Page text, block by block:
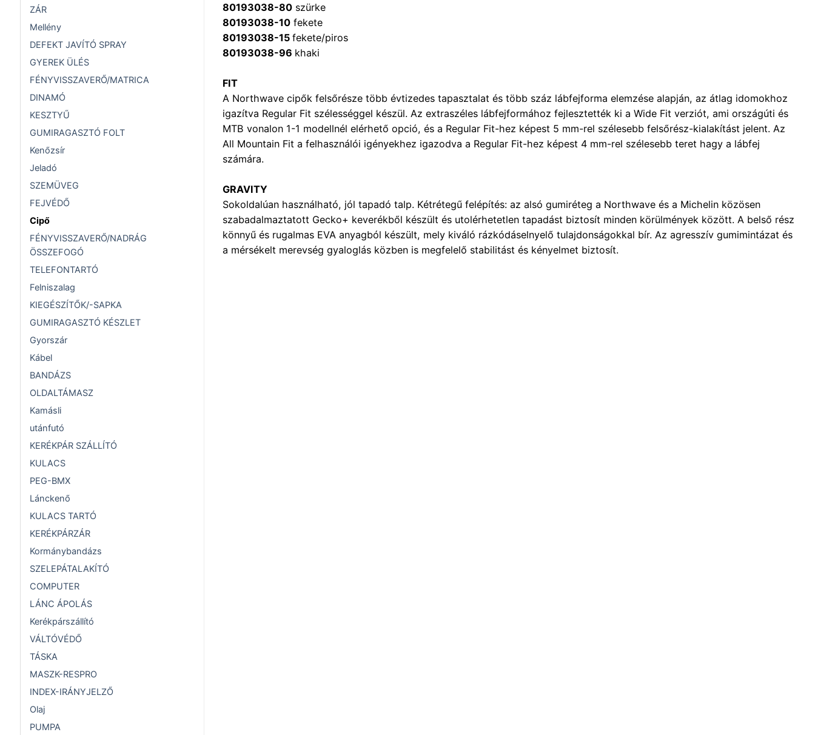
ZÁR
Mellény
DEFEKT JAVÍTÓ SPRAY
GYEREK ÜLÉS
FÉNYVISSZAVERŐ/MATRICA
DINAMÓ
KESZTYŰ
GUMIRAGASZTÓ FOLT
Kenőzsír
Jeladó
SZEMÜVEG
FEJVÉDŐ
Cipő
FÉNYVISSZAVERŐ/NADRÁG
ÖSSZEFOGÓ
TELEFONTARTÓ
Felniszalag
KIEGÉSZÍTŐK/-SAPKA
GUMIRAGASZTÓ KÉSZLET
Gyorszár
Kábel
BANDÁZS
OLDALTÁMASZ
Kamásli
utánfutó
KERÉKPÁR SZÁLLÍTÓ
KULACS
PEG-BMX
Lánckenő
KULACS TARTÓ
KERÉKPÁRZÁR
Kormánybandázs
SZELEPÁTALAKÍTÓ
COMPUTER
LÁNC ÁPOLÁS
Kerékpárszállító
VÁLTÓVÉDŐ
TÁSKA
MASZK-RESPRO
INDEX-IRÁNYJELZŐ
Olaj
PUMPA
80193038-80 szürke
80193038-10 fekete
80193038-15 fekete/piros
80193038-96 khaki
FIT
A Northwave cipők felsőrésze több évtizedes tapasztalat és több száz lábfejforma elemzése alapján, az átlag idomokhoz
igazítva Regular Fit szélességgel készül. Az extraszéles lábfejformához fejlesztették ki a Wide Fit verziót, ami országúti és
MTB vonalon 1-1 modellnél elérhető opció, és a Regular Fit-hez képest 5 mm-rel szélesebb felsőrész-kialakítást jelent. Az
All Mountain Fit a felhasználói igényekhez igazodva a Regular Fit-hez képest 4 mm-rel szélesebb teret hagy a lábfej
számára.
GRAVITY
Sokoldalúan használható, jól tapadó talp. Kétrétegű felépítés: az alsó gumiréteg a Northwave és a Michelin közösen
szabadalmaztatott Gecko+ keverékből készült és utolérhetetlen tapadást biztosít minden körülmények között. A belső rész
könnyű és rugalmas EVA anyagból készült, mely kiváló rázkódáselnyelő tulajdonságokkal bír. Az agresszív gumimintázat és
a mérsékelt merevség gyaloglás közben is megfelelő stabilitást és kényelmet biztosít.